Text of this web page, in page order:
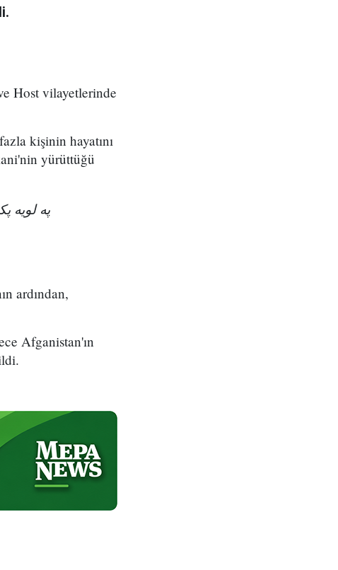
Host vilayetlerinde
kişinin hayatını
yürüttüğü
په لویه
ardından,
Afganistan'ın